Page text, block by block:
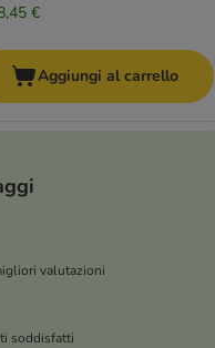
€
Aggiungi al carrello
valutazioni
soddisfatti